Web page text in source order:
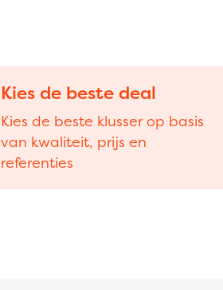
Kies de beste deal
Kies de beste klusser op basis
van kwaliteit, prijs en
referenties